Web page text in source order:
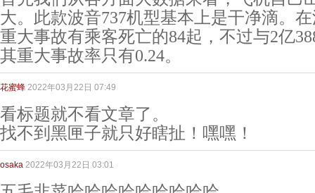
大。此款波音737机型基本上是干净滴。
重大事故有乘客死亡的84起，不过与2亿
其重大事故率只有0.24。
花蜜蜂 2022年03月22日 07:49
看标题就不看文章了。
找不到黑匣子就只好瞎扯！嘿嘿！
osaka 2022年03月22日 03:01